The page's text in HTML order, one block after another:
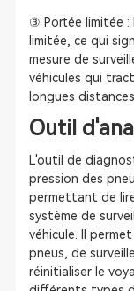
③ Portée limitée :
limitée, ce qui
mesure de
véhicules qui
longues distances.
Outil
L'outil de
pression des
permettant de
système de
véhicule. Il
pneus, de
réinitialiser le